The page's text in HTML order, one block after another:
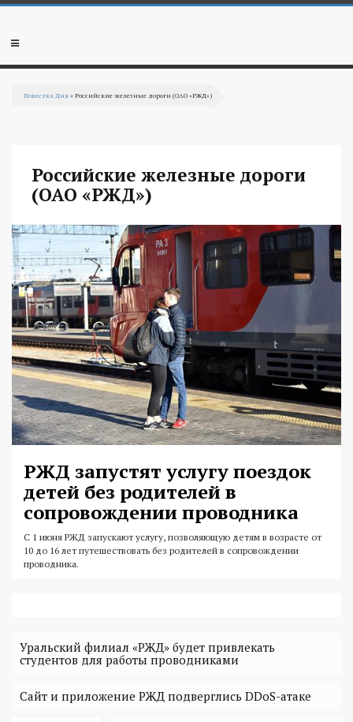
Перейти к основному содержанию
Мобильное
Повестка Дня » Российские железные дороги (ОАО «РЖД»)
Российские железные дороги
(ОАО «РЖД»)
РЖД запустят услугу поездок
детей без родителей в
сопровождении проводника
С 1 июня РЖД запускают услугу, позволяющую детям в возрасте от
10 до 16 лет путешествовать без родителей в сопровождении
проводника.
Уральский филиал «РЖД» будет привлекать
студентов для работы проводниками
Сайт и приложение РЖД подверглись DDoS-атаке